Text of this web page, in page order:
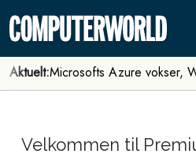
Aktuelt:Microsofts Azure vokser,
Velkommen til